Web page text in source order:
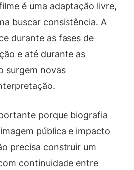
é uma adaptação livre,
buscar consistência. A
durante as fases de
e até durante as
surgem novas
porque biografia
pública e impacto
precisa construir um
continuidade entre